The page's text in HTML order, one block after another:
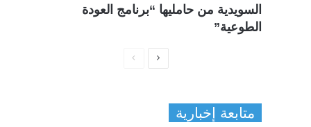
السويدية من حامليها “برنامج العودة
الطوعية”
متابعة إخبارية